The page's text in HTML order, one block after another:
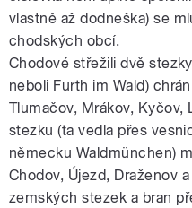
vlastně až dodneška) se
chodských obcí.
Chodové střežili dvě
neboli Furth im Wald)
Tlumačov, Mrákov, Kyčov,
stezku (ta vedla přes
německu Waldmünchen)
Chodov, Újezd, Draženov
zemských stezek a bran